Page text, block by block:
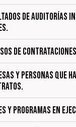
DE AUDITORÍAS
DE
Y PERSONAS QUE
Y PROGRAMAS EN